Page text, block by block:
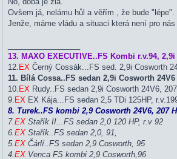
Ovšem já, nelámu hůl a věřím , že bude "lépe".
Jenže, máme vládu a situaci která není pro
13. MAXO EXECUTIVE..FS Kombi r.v.94,
12. EX Černý Cossák...FS sed. 2,9i Cosworth
11. Bílá Cossa..FS sedan 2,9i Cosworth 24V6
10. EX Rudy..FS sedan 2,9i Cosworth 24V6,
9. EX EX Kája...FS sedan 2,5 TDi 125HP,
8. Turek..FS kombi 2,9 Cosworth 24V6, 207
7.EX Stařík II...FS sedan 2,0 120 HP, r.v 92
6.EX Stařík..FS sedan 2,0, 91,
5.EX Čárlí..FS sedan 2,9 Cosworth, 95
4.EX Venca FS kombi 2,9 Cosworth,96